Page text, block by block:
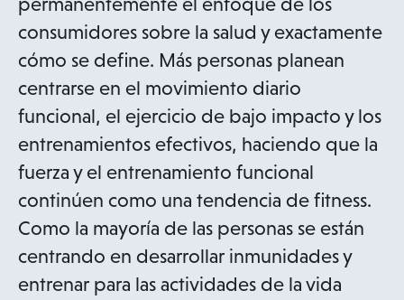
consumidores sobre la salud y exactamente
cómo se define. Más personas planean
centrarse en el movimiento diario
funcional, el ejercicio de bajo impacto y los
entrenamientos efectivos, haciendo que la
fuerza y el entrenamiento funcional
continúen como una tendencia de fitness.
Como la mayoría de las personas se están
centrando en desarrollar inmunidades y
entrenar para las actividades de la vida